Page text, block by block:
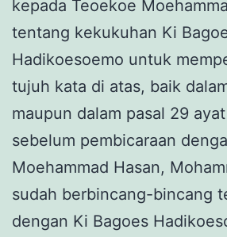
kepada Teoekoe
tentang kekukuhan Ki
Hadikoesoemo untuk
tujuh kata di atas, baik
maupun dalam pasal 29 ayat
sebelum pembicaraan
Moehammad Hasan,
sudah berbincang-bincang
dengan Ki Bagoes